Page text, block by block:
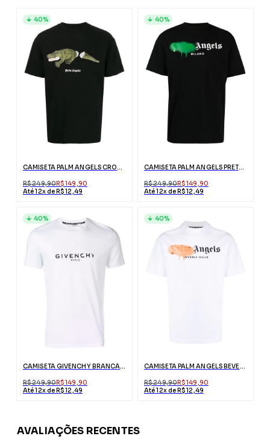
CAMISETA PALM ANGELS CROCODILO PRETA COM LOGO
R$ 249,90R$ 149,90
Até 12x de R$ 12,49
40%
CAMISETA PALM ANGELS PRETA MILANO COM LOGO
R$ 249,90R$ 149,90
Até 12x de R$ 12,49
40%
CAMISETA GIVENCHY BRANCA COM LOGO
R$ 249,90R$ 149,90
Até 12x de R$ 12,49
40%
CAMISETA PALM ANGELS BEVERLY HILLS BRANCA COM LOGO
R$ 249,90R$ 149,90
Até 12x de R$ 12,49
40%
AVALIAÇÕES RECENTES